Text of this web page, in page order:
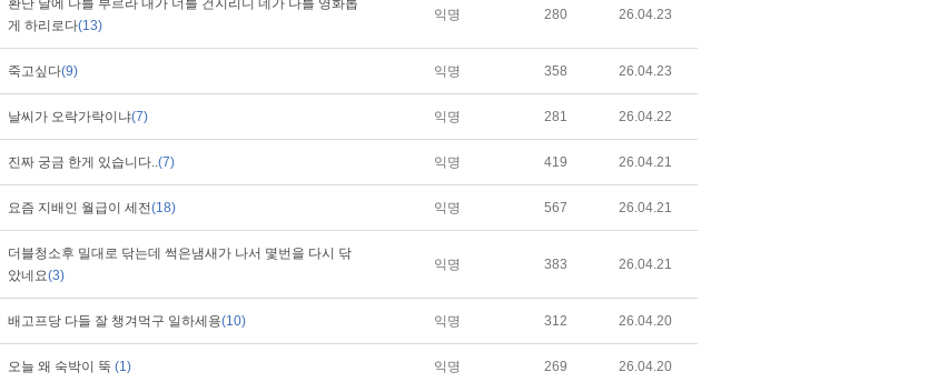
환난 날에 나를 부르라 내가 너를 건지리니 네가 나를 영화롭
게 하리로다(13)
익명 280 26.04.23
죽고싶다(9) 익명 358 26.04.23
날씨가 오락가락이냐(7) 익명 281 26.04.22
진짜 궁금 한게 있습니다..(7) 익명 419 26.04.21
요즘 지배인 월급이 세전(18) 익명 567 26.04.21
더블청소후 밀대로 닦는데 썩은냄새가 나서 몇번을 다시 닦
았네요(3)
익명 383 26.04.21
배고프당 다들 잘 챙겨먹구 일하세용(10) 익명 312 26.04.20
오늘 왜 숙박이 뚝 (1) 익명 269 26.04.20